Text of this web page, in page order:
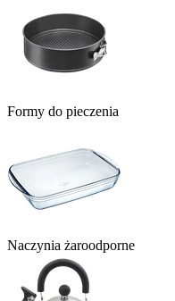
Formy do pieczenia
Naczynia żaroodporne